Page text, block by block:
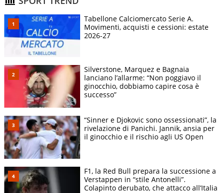
Tabellone Calciomercato Serie A.
Movimenti, acquisti e cessioni: estate
2026-27
Silverstone, Marquez e Bagnaia
lanciano l’allarme: “Non poggiavo il
ginocchio, dobbiamo capire cosa è
successo”
“Sinner e Djokovic sono ossessionati”, la
rivelazione di Panichi. Jannik, ansia per
il ginocchio e il rischio agli US Open
F1, la Red Bull prepara la successione a
Verstappen in “stile Antonelli”.
Colapinto derubato, che attacco all’Italia